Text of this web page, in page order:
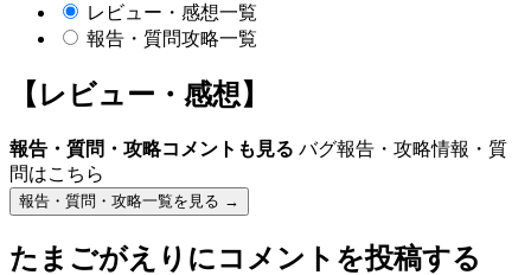
レビュー・感想一覧
報告・質問攻略一覧
【レビュー・感想】
報告・質問・攻略コメントも見る バグ報告・攻略情報・質
問はこちら
報告・質問・攻略一覧を見る →
たまごがえり にコメントを投稿する